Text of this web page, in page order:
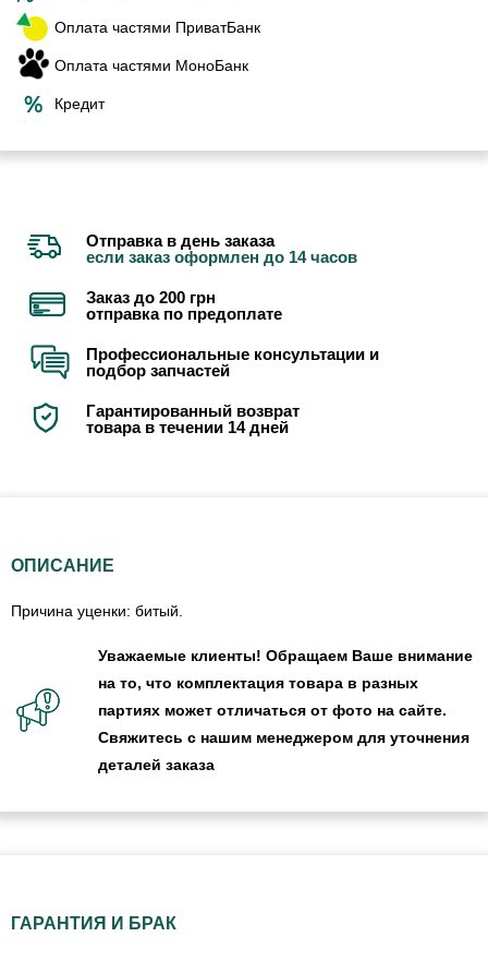
Оплата частями ПриватБанк
Оплата частями МоноБанк
Кредит
Отправка в день заказа
если заказ оформлен до 14 часов
Заказ до 200 грн
отправка по предоплате
Профессиональные консультации и
подбор запчастей
Гарантированный возврат
товара в течении 14 дней
ОПИСАНИЕ
Причина уценки: битый.
Уважаемые клиенты! Обращаем Ваше внимание
на то, что комплектация товара в разных
партиях может отличаться от фото на сайте.
Свяжитесь с нашим менеджером для уточнения
деталей заказа
ГАРАНТИЯ И БРАК